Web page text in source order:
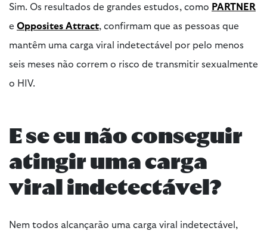
Sim. Os resultados de grandes estudos, como PARTNER
e Opposites Attract , confirmam que as pessoas que
mantêm uma carga viral indetectável por pelo menos
seis meses não correm o risco de transmitir sexualmente
o HIV.
E se eu não conseguir
atingir uma carga
viral indetectável?
Nem todos alcançarão uma carga viral indetectável,